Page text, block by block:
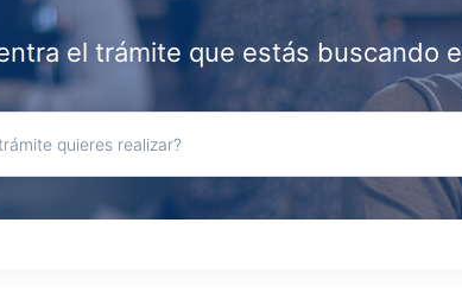
el trámite que estás buscando